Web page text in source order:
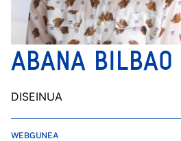
ABANA BILBAO
DISEINUA
WEBGUNEA